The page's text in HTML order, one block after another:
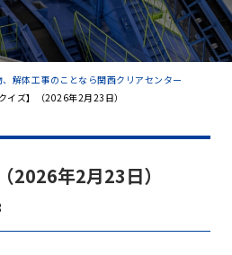
解体工事のことなら関西クリアセンター
イズ】（2026年2月23日）
2026年2月23日）